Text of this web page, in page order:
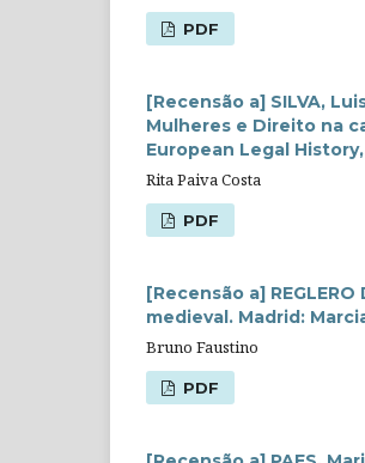
PDF
[Recensão a] SILVA,
Mulheres e Direito na
European Legal
Rita Paiva Costa
PDF
[Recensão a]
medieval. Madrid:
Bruno Faustino
PDF